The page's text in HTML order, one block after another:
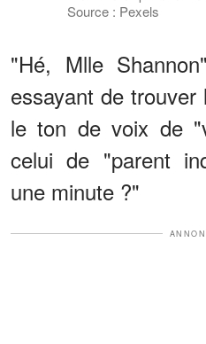
Source : Pexels
"Hé, Mlle
essayant de
le ton de voix de
celui de "parent
une minute ?"